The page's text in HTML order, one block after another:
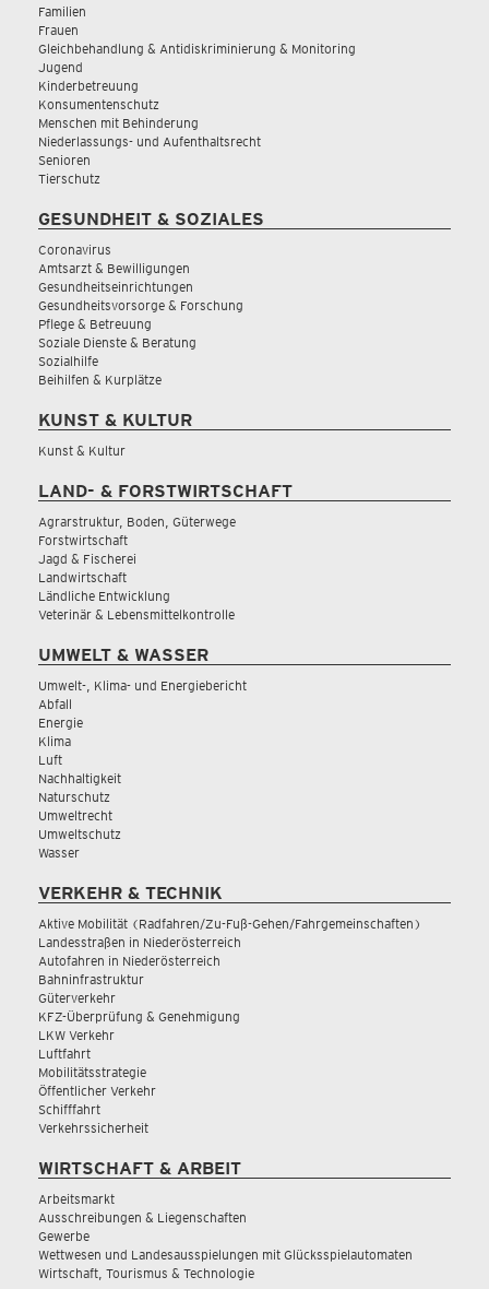
Familien
Frauen
Gleichbehandlung & Antidiskriminierung & Monitoring
Jugend
Kinderbetreuung
Konsumentenschutz
Menschen mit Behinderung
Niederlassungs- und Aufenthaltsrecht
Senioren
Tierschutz
GESUNDHEIT & SOZIALES
Coronavirus
Amtsarzt & Bewilligungen
Gesundheitseinrichtungen
Gesundheitsvorsorge & Forschung
Pflege & Betreuung
Soziale Dienste & Beratung
Sozialhilfe
Beihilfen & Kurplätze
KUNST & KULTUR
Kunst & Kultur
LAND- & FORSTWIRTSCHAFT
Agrarstruktur, Boden, Güterwege
Forstwirtschaft
Jagd & Fischerei
Landwirtschaft
Ländliche Entwicklung
Veterinär & Lebensmittelkontrolle
UMWELT & WASSER
Umwelt-, Klima- und Energiebericht
Abfall
Energie
Klima
Luft
Nachhaltigkeit
Naturschutz
Umweltrecht
Umweltschutz
Wasser
VERKEHR & TECHNIK
Aktive Mobilität (Radfahren/Zu-Fuß-Gehen/Fahrgemeinschaften)
Landesstraßen in Niederösterreich
Autofahren in Niederösterreich
Bahninfrastruktur
Güterverkehr
KFZ-Überprüfung & Genehmigung
LKW Verkehr
Luftfahrt
Mobilitätsstrategie
Öffentlicher Verkehr
Schifffahrt
Verkehrssicherheit
WIRTSCHAFT & ARBEIT
Arbeitsmarkt
Ausschreibungen & Liegenschaften
Gewerbe
Wettwesen und Landesausspielungen mit Glücksspielautomaten
Wirtschaft, Tourismus & Technologie